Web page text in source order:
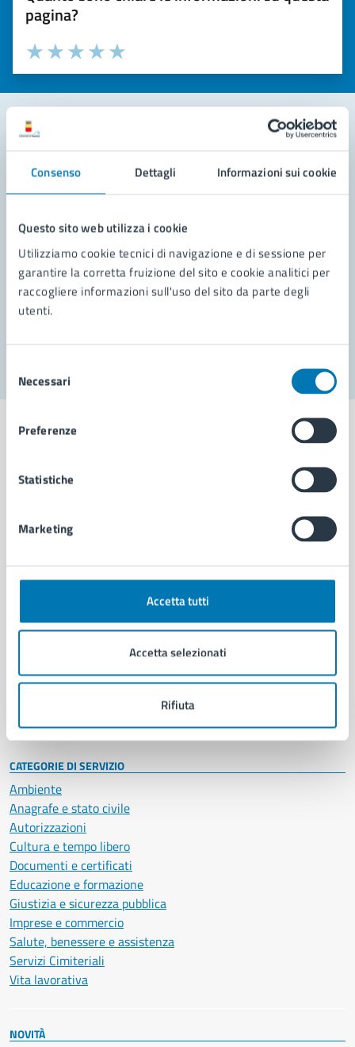
Consenso Dettagli Informazioni sui cookie
Questo sito web utilizza i cookie
Utilizziamo cookie tecnici di navigazione e di sessione per
garantire la corretta fruizione del sito e cookie analitici per
raccogliere informazioni sull'uso del sito da parte degli
utenti.
delNecessari
Preferenze
Statistiche
Marketing
Accetta tutti
Accetta selezionati
Rifiuta
pagina?
Valuta la chiarezza delle informazioni (da 1 a 5 stelle)
Seleziona il numero di stelle per valutare la chiarezza delle
Valuta 5 stelle su 5
Valuta 4 stelle su 5
Valuta 3 stelle su 5
Valuta 2 stelle su 5
Valuta 1 stelle su 5
Leggi le domande frequenti
Richiedi assistenza
Prenota appuntamento
Problemi in città
Comune di Napoli
AMMINISTRAZIONE
Organi di governo
Enti e fondazioni
Personale amministrativo
Intranet, posta aziendale e protocollo
CATEGORIE DI SERVIZIO
Ambiente
Anagrafe e stato civile
Autorizzazioni
Cultura e tempo libero
Documenti e certificati
Educazione e formazione
Giustizia e sicurezza pubblica
Imprese e commercio
Salute, benessere e assistenza
Servizi Cimiteriali
Vita lavorativa
NOVITÀ